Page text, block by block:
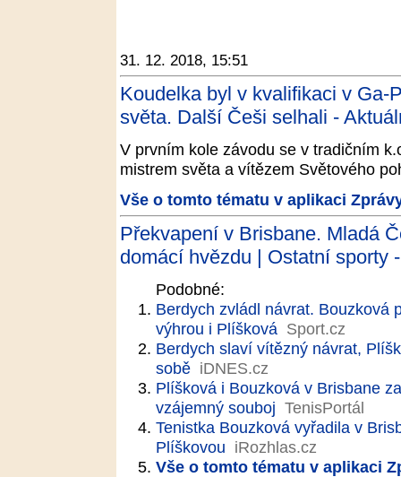
31. 12. 2018, 15:51
Koudelka byl v kvalifikaci v Ga-
světa. Další Češi selhali -
V prvním kole závodu se v tradičním
mistrem světa a vítězem Světového
Vše o tomto tématu v aplikaci
Překvapení v Brisbane. Mladá
domácí hvězdu | Ostatní sporty
Podobné:
Berdych zvládl návrat. Bouzková
výhrou i Plíšková Sport.cz
Berdych slaví vítězný návrat,
sobě iDNES.cz
Plíšková i Bouzková v Brisbane
vzájemný souboj TenisPortál
Tenistka Bouzková vyřadila v
Plíškovou iRozhlas.cz
Vše o tomto tématu v aplikaci